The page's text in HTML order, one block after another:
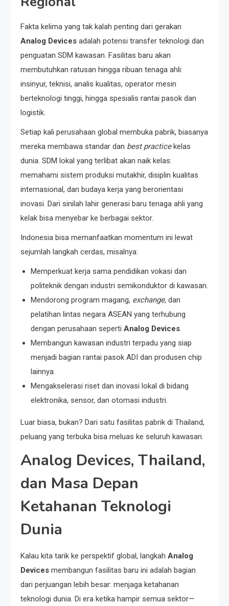
Fakta kelima yang tak kalah penting dari gerakan
Analog Devices adalah potensi transfer teknologi dan
penguatan SDM kawasan. Fasilitas baru akan
membutuhkan ratusan hingga ribuan tenaga ahli:
insinyur, teknisi, analis kualitas, operator mesin
berteknologi tinggi, hingga spesialis rantai pasok dan
logistik.
Setiap kali perusahaan global membuka pabrik, biasanya
mereka membawa standar dan best practicekelas
dunia. SDM lokal yang terlibat akan naik kelas:
memahami sistem produksi mutakhir, disiplin kualitas
internasional, dan budaya kerja yang berorientasi
inovasi. Dari sinilah lahir generasi baru tenaga ahli yang
kelak bisa menyebar ke berbagai sektor.
Indonesia bisa memanfaatkan momentum ini lewat
sejumlah langkah cerdas, misalnya:
Memperkuat kerja sama pendidikan vokasi dan
politeknik dengan industri semikonduktor di kawasan.
Mendorong program magang, exchange, dan
pelatihan lintas negara ASEAN yang terhubung
dengan perusahaan seperti Analog Devices.
Membangun kawasan industri terpadu yang siap
menjadi bagian rantai pasok ADI dan produsen chip
lainnya.
Mengakselerasi riset dan inovasi lokal di bidang
elektronika, sensor, dan otomasi industri.
Luar biasa, bukan? Dari satu fasilitas pabrik di Thailand,
peluang yang terbuka bisa meluas ke seluruh kawasan.
Analog Devices, Thailand,
dan Masa Depan
Ketahanan Teknologi
Dunia
Kalau kita tarik ke perspektif global, langkah Analog
Devices membangun fasilitas baru ini adalah bagian
dari perjuangan lebih besar: menjaga ketahanan
teknologi dunia. Di era ketika hampir semua sektor—